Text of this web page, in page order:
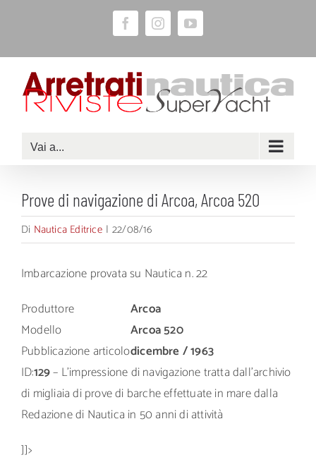
contenuto
FacebookInstagramYouTube
Vai a...
Prove di navigazione di Arcoa, Arcoa 520
Di Nautica Editrice | 22/08/16
Imbarcazione provata su Nautica n. 22
Produttore
Arcoa
Modello
Arcoa 520
Pubblicazione articolodicembre / 1963
ID:129– L’impressione di navigazione tratta dall’archivio
di migliaia di prove di barche effettuate in mare dalla
Redazione di Nautica in 50 anni di attività
]]>